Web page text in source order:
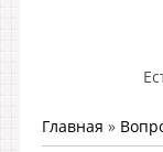
Главная »